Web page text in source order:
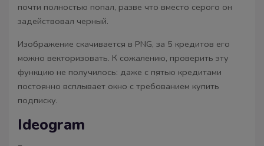
почти полностью попал, разве что вместо серого он
задействовал черный.
Изображение скачивается в PNG, за 5 кредитов его
можно векторизовать. К сожалению, проверить эту
функцию не получилось: даже с пятью кредитами
постоянно всплывает окно с требованием купить
подписку.
Ideogram